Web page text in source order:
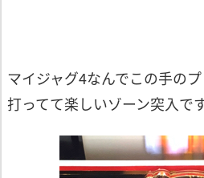
マイジャグ4なんでこの手の
打ってて楽しいゾーン突入で